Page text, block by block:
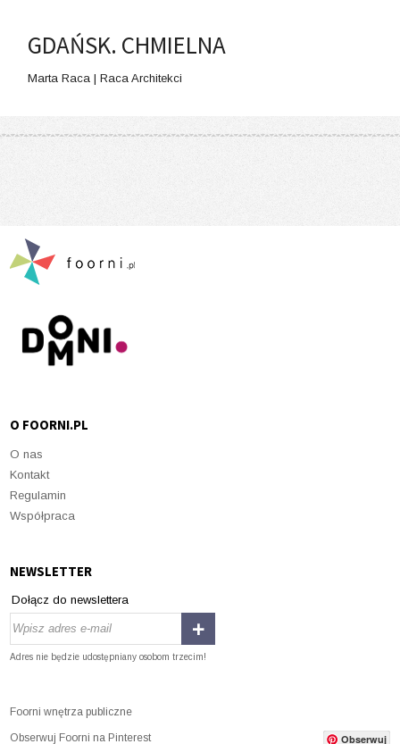
GDAŃSK. CHMIELNA
Marta Raca | Raca Architekci
O FOORNI.PL
O nas
Kontakt
Regulamin
Współpraca
NEWSLETTER
Dołącz do newslettera
Adres nie będzie udostępniany osobom trzecim!
Foorni wnętrza publiczne
Obserwuj Foorni na Pinterest Obserwuj